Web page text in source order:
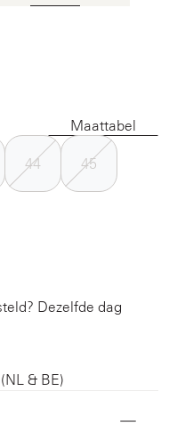
Maattabel
44 45
Dezelfde dag
& BE)